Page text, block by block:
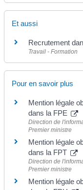
Et aussi
Recrutement
Travail - Formation
Pour en savoir plus
Mention légale
dans la FPE
Direction de
Premier ministre
Mention légale
dans la FPT
Direction de
Premier ministre
Mention légale